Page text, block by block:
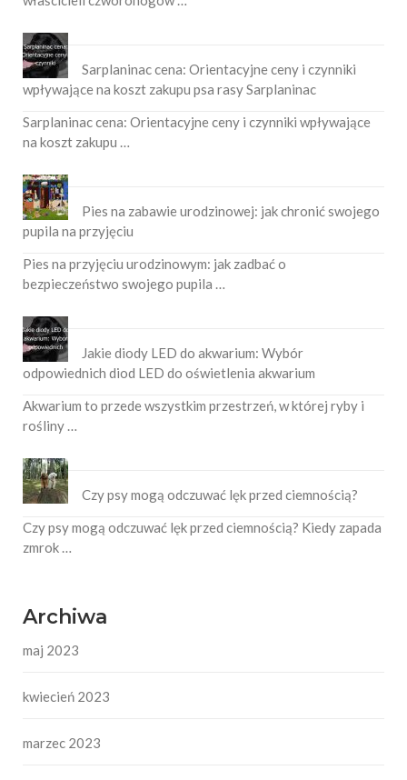
Sarplaninac cena: Orientacyjne ceny i czynniki
wpływające na koszt zakupu psa rasy Sarplaninac
Sarplaninac cena: Orientacyjne ceny i czynniki wpływające
na koszt zakupu …
Pies na zabawie urodzinowej: jak chronić swojego
pupila na przyjęciu
Pies na przyjęciu urodzinowym: jak zadbać o
bezpieczeństwo swojego pupila …
Jakie diody LED do akwarium: Wybór
odpowiednich diod LED do oświetlenia akwarium
Akwarium to przede wszystkim przestrzeń, w której ryby i
rośliny …
Czy psy mogą odczuwać lęk przed ciemnością?
Czy psy mogą odczuwać lęk przed ciemnością? Kiedy zapada
zmrok …
Archiwa
maj 2023
kwiecień 2023
marzec 2023